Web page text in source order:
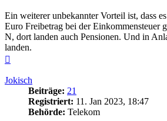
Ein weiterer unbekannter Vorteil ist, dass
Euro Freibetrag bei der Einkommensteuer
N, dort landen auch Pensionen. Und in
landen.
Jokisch
Beiträge: 21
Registriert: 11. Jan 2023, 18:47
Behörde: Telekom